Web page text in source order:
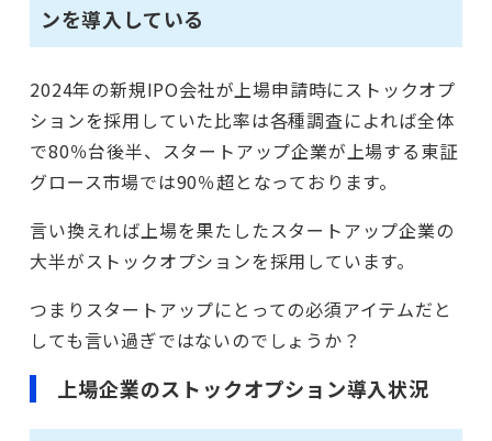
ンを導入している
2024年の新規IPO会社が上場申請時にストックオプ
ションを採用していた比率は各種調査によれば全体
で80％台後半、スタートアップ企業が上場する東証
グロース市場では90％超となっております。
言い換えれば上場を果たしたスタートアップ企業の
大半がストックオプションを採用しています。
つまりスタートアップにとっての必須アイテムだと
しても言い過ぎではないのでしょうか？
上場企業のストックオプション導入状況